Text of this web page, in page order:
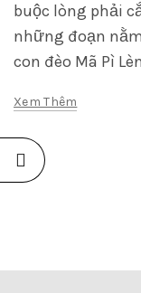
buộc lòng phải
những đoạn
con đèo Mã Pì
Xem Thêm